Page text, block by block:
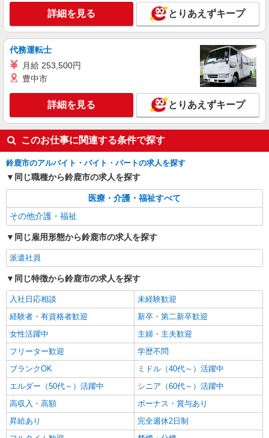
詳細を見る とりあえずキープ
代務運転士
月給 253,500円
豊中市
詳細を見る とりあえずキープ
このお仕事に関連する条件で探す
鈴鹿市のアルバイト・バイト・パートの求人を探す
同じ職種から鈴鹿市の求人を探す
医療・介護・福祉すべて
その他介護・福祉
同じ雇用形態から鈴鹿市の求人を探す
派遣社員
同じ特徴から鈴鹿市の求人を探す
入社日応相談
未経験歓迎
経験者・有資格者歓迎
新卒・第二新卒歓迎
女性活躍中
主婦・主夫歓迎
フリーター歓迎
学歴不問
ブランクOK
ミドル（40代～）活躍中
エルダー（50代～）活躍中
シニア（60代～）活躍中
高収入・高額
ボーナス・賞与あり
昇給あり
完全週休2日制